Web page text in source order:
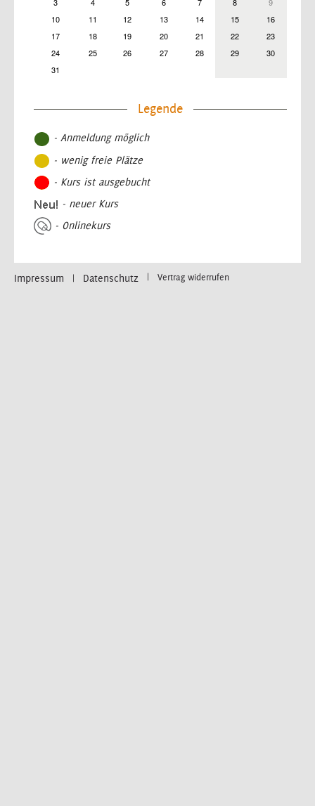
3
4 5 6 7 8
9
10
11 12 13 14 15
16
17
18 19 20 21 22
23
24
25 26 27 28 29
30
31
Legende
- Anmeldung möglich
- wenig freie Plätze
- Kurs ist ausgebucht
- neuer Kurs
- Onlinekurs
Impressum Datenschutz Vertrag widerrufen